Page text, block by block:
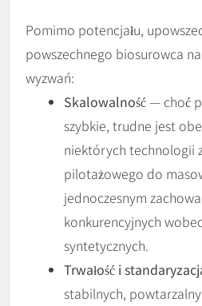
Pomimo potencjału,
powszechnego biosurowca
wyzwań:
Skalowalność— choć
szybkie, trudne jest
niektórych technologii
pilotażowego do
jednoczesnym
konkurencyjnych
syntetycznych.
Trwałość i
stabilnych,